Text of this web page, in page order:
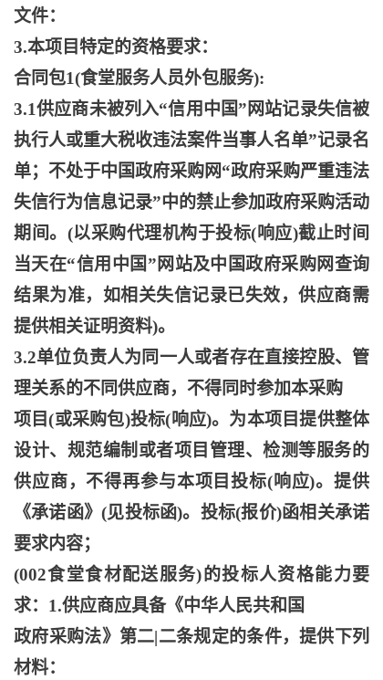
文件：
3.本项目特定的资格要求：
合同包1(食堂服务人员外包服务):
3.1供应商未被列入“信用中国”网站记录失信被
执行人或重大税收违法案件当事人名单”记录名
单；不处于中国政府采购网“政府采购严重违法
失信行为信息记录”中的禁止参加政府采购活动
期间。(以采购代理机构于投标(响应)截止时间
当天在“信用中国”网站及中国政府采购网查询
结果为准，如相关失信记录已失效，供应商需
提供相关证明资料)。
3.2单位负责人为同一人或者存在直接控股、管
理关系的不同供应商，不得同时参加本采购
项目(或采购包)投标(响应)。为本项目提供整体
设计、规范编制或者项目管理、检测等服务的
供应商，不得再参与本项目投标(响应)。提供
《承诺函》(见投标函)。投标(报价)函相关承诺
要求内容；
(002食堂食材配送服务)的投标人资格能力要
求：1.供应商应具备《中华人民共和国
政府采购法》第二|二条规定的条件，提供下列
材料：